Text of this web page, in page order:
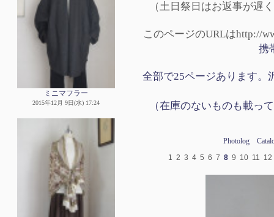
ミニマフラー
2015年12月 9日(水) 17:24
（土日祭日はお返事が遅
このページのURLはhttp://
携
全部で25ページあります。
（在庫のないものも載っ
Photolog
1 2 3 4 5 6 7 8 9 10 11 12